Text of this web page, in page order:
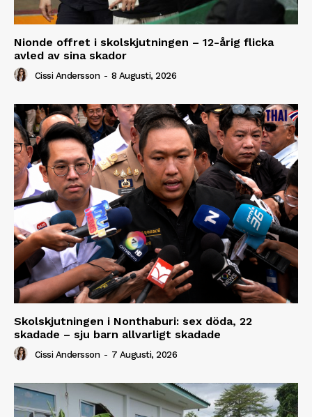
Nionde offret i skolskjutningen – 12-årig flicka
avled av sina skador
Cissi Andersson - 8 Augusti, 2026
Skolskjutningen i Nonthaburi: sex döda, 22
skadade – sju barn allvarligt skadade
Cissi Andersson - 7 Augusti, 2026